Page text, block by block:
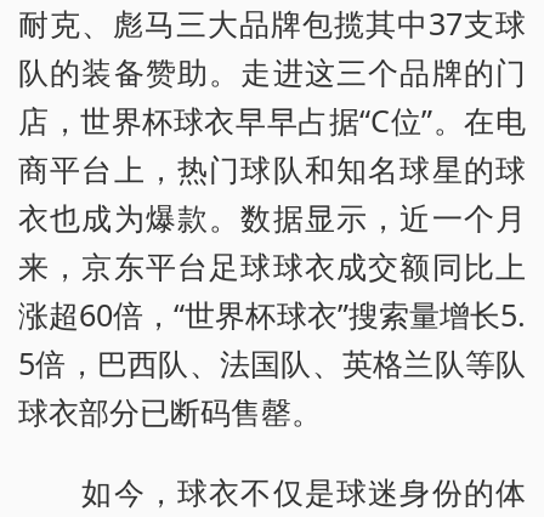
耐克、彪马三大品牌包揽其中37支球
队的装备赞助。走进这三个品牌的门
店，世界杯球衣早早占据“C位”。在电
商平台上，热门球队和知名球星的球
衣也成为爆款。数据显示，近一个月
来，京东平台足球球衣成交额同比上
涨超60倍，“世界杯球衣”搜索量增长5.
5倍，巴西队、法国队、英格兰队等队
球衣部分已断码售罄。
如今，球衣不仅是球迷身份的体